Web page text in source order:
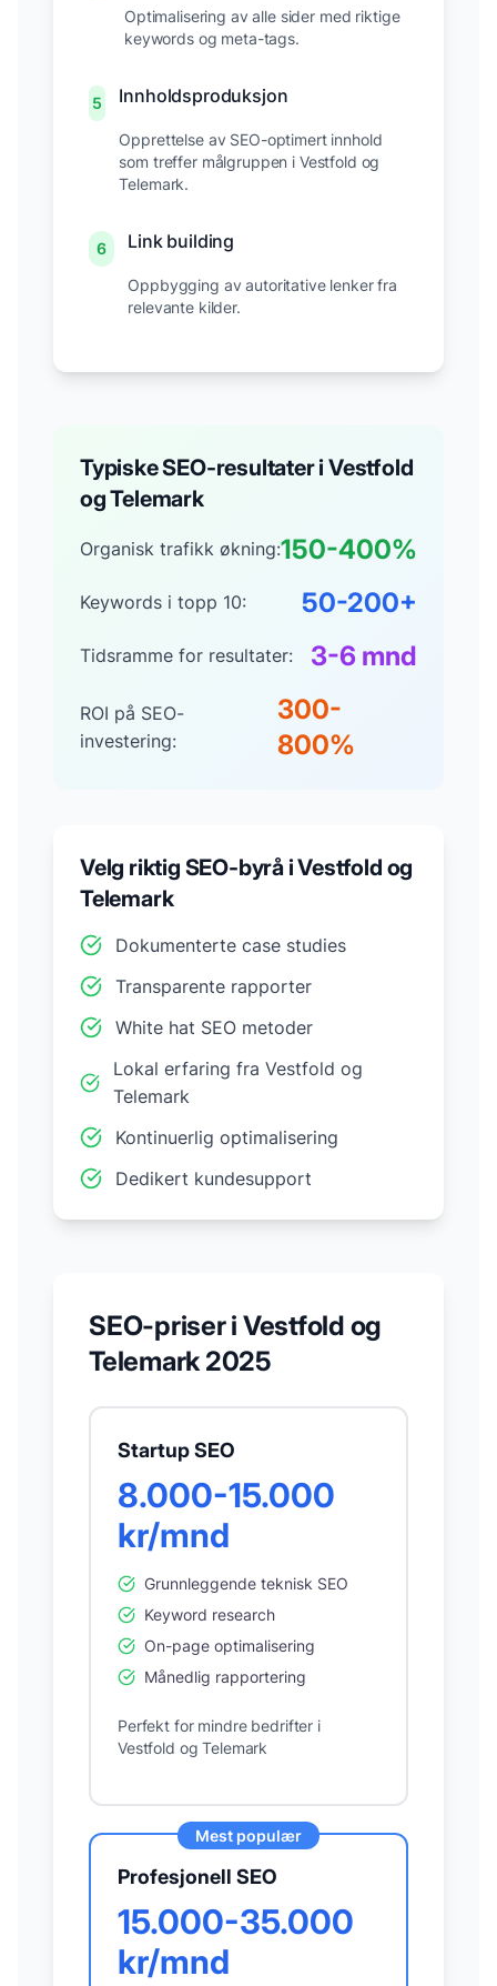
Optimalisering av alle sider med riktige
keywords og meta-tags.
5 Innholdsproduksjon
Opprettelse av SEO-optimert innhold
som treffer målgruppen i Vestfold og
Telemark.
6 Link building
Oppbygging av autoritative lenker fra
relevante kilder.
Typiske SEO-resultater iVestfold
og Telemark
Organisk trafikk økning:150-400%
Keywords i topp 10: 50-200+
Tidsramme for resultater: 3-6 mnd
ROI på SEO-
investering:
300-
800%
Velg riktig SEO-byrå iVestfold og
Telemark
Dokumenterte case studies
Transparente rapporter
White hat SEO metoder
Lokal erfaring fraVestfold og
Telemark
Kontinuerlig optimalisering
Dedikert kundesupport
SEO-priser i Vestfold og
Telemark2025
Startup SEO
8.000-15.000
kr/mnd
Grunnleggende teknisk SEO
Keyword research
On-page optimalisering
Månedlig rapportering
Perfekt for mindre bedrifter i
Vestfold og Telemark
Mest populær
Profesjonell SEO
15.000-35.000
kr/mnd